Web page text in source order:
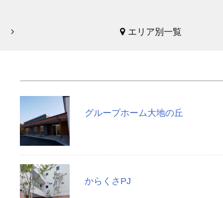
エリア別一覧
グループホーム大地の丘
からくさPJ